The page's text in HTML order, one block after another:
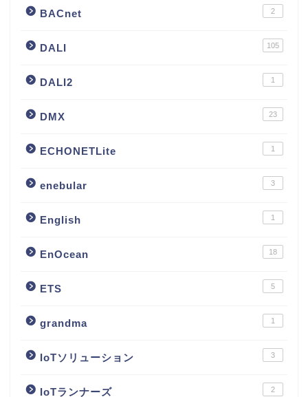
BACnet 2
DALI 105
DALI2 1
DMX 23
ECHONETLite 1
enebular 3
English 1
EnOcean 18
ETS 5
grandma 1
IoTソリューション 3
IoTランナーズ 2